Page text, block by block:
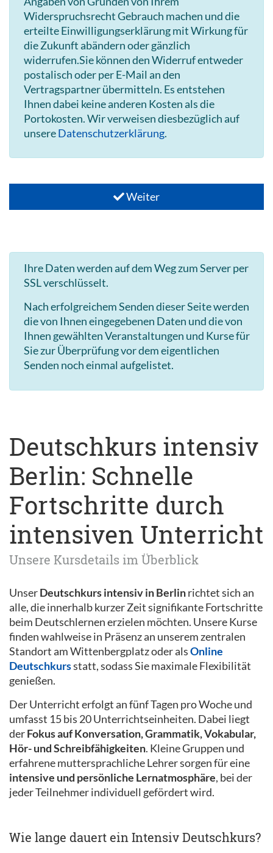
Widerspruchsrecht Gebrauch machen und die
erteilte Einwilligungserklärung mit Wirkung für
die Zukunft abändern oder gänzlich
widerrufen.Sie können den Widerruf entweder
postalisch oder per E-Mail an den
Vertragspartner übermitteln. Es entstehen
Ihnen dabei keine anderen Kosten als die
Portokosten. Wir verweisen diesbezüglich auf
unsereDatenschutzerklärung.
Weiter
Ihre Daten werden auf dem Weg zum Server per
SSL verschlüsselt.
Nach erfolgreichem Senden dieser Seite werden
die von Ihnen eingegebenen Daten und die von
Ihnen gewählten Veranstaltungen und Kurse für
Sie zur Überprüfung vor dem eigentlichen
Senden noch einmal aufgelistet.
Deutschkurs intensiv
Berlin: Schnelle
Fortschritte durch
intensiven Unterricht
Unsere Kursdetails im Überblick
UnserDeutschkurs intensiv in Berlinrichtet sich an
alle, die innerhalb kurzer Zeit signifikante Fortschritte
beim Deutschlernen erzielen möchten. Unsere Kurse
finden wahlweise in Präsenz an unserem zentralen
Standort am Wittenbergplatz oder alsOnline
Deutschkursstatt, sodass Sie maximale Flexibilität
genießen.
Der Unterricht erfolgt an fünf Tagen pro Woche und
umfasst 15 bis 20 Unterrichtseinheiten. Dabei liegt
derFokus auf Konversation, Grammatik, Vokabular,
Hör- und Schreibfähigkeiten. Kleine Gruppen und
erfahrene muttersprachliche Lehrer sorgen für eine
intensive und persönliche Lernatmosphäre, bei der
jeder Teilnehmer individuell gefördert wird.
Wie lange dauert ein Intensiv Deutschkurs?